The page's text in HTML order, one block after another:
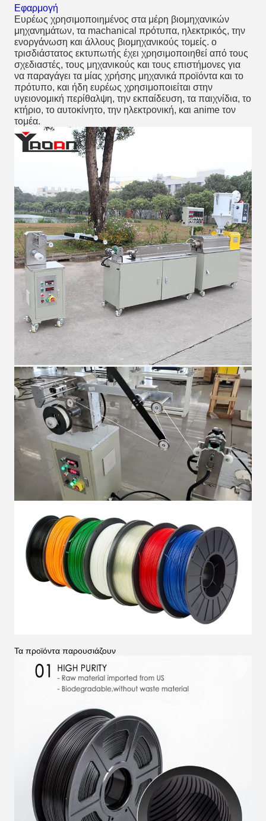
Εφαρμογή
Ευρέως χρησιμοποιημένος στα μέρη βιομηχανικών
μηχανημάτων, τα machanical πρότυπα, ηλεκτρικός, την
ενοργάνωση και άλλους βιομηχανικούς τομείς. ο
τρισδιάστατος εκτυπωτής έχει χρησιμοποιηθεί από τους
σχεδιαστές, τους μηχανικούς και τους επιστήμονες για
να παραγάγει τα μίας χρήσης μηχανικά προϊόντα και το
πρότυπο, και ήδη ευρέως χρησιμοποιείται στην
υγειονομική περίθαλψη, την εκπαίδευση, τα παιχνίδια, το
κτήριο, το αυτοκίνητο, την ηλεκτρονική, και anime τον
τομέα.
Τα προϊόντα παρουσιάζουν